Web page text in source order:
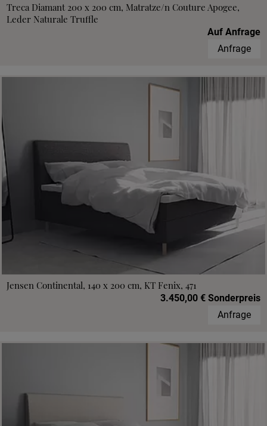
Treca Diamant 200 x 200 cm, Matratze/n Couture Apogee,
Leder Naturale Truffle
Auf Anfrage
Anfrage
Jensen Continental, 140 x 200 cm, KT Fenix, 471
3.450,00 € Sonderpreis
Anfrage